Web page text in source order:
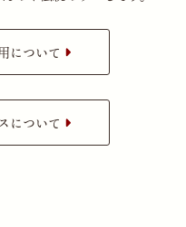
について
について